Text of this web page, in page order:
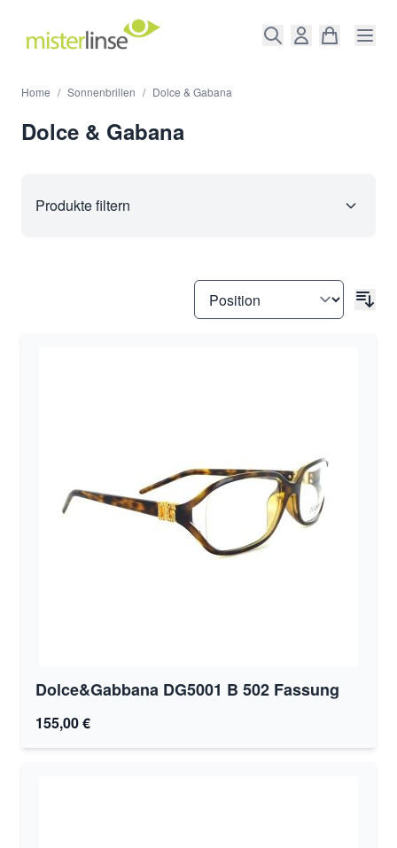
Home / Sonnenbrillen / Dolce & Gabana
Dolce & Gabana
Produkte filtern
Dolce&Gabbana DG5001 B 502 Fassung
155,00 €